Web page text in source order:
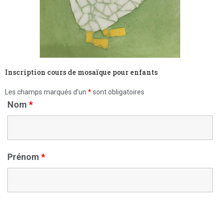
Inscription cours de mosaïque pour enfants
Les champs marqués d’un *sont obligatoires
Nom *
Prénom *